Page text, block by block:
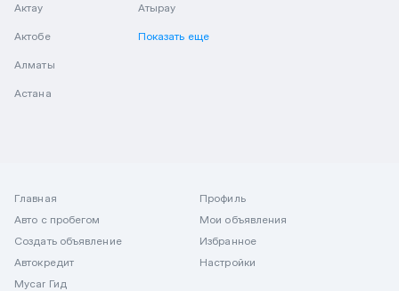
Актау
Актобе
Алматы
Астана
Атырау
Показать еще
Главная
Авто с пробегом
Создать объявление
Автокредит
Mycar Гид
Профиль
Мои объявления
Избранное
Настройки